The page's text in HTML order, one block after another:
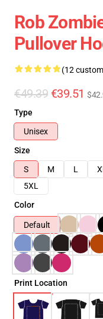
Rob
Pullover
(12
€49.39 €39.51
Type
Unisex
Size
S
M L
5XL
Color
Default
Print Location